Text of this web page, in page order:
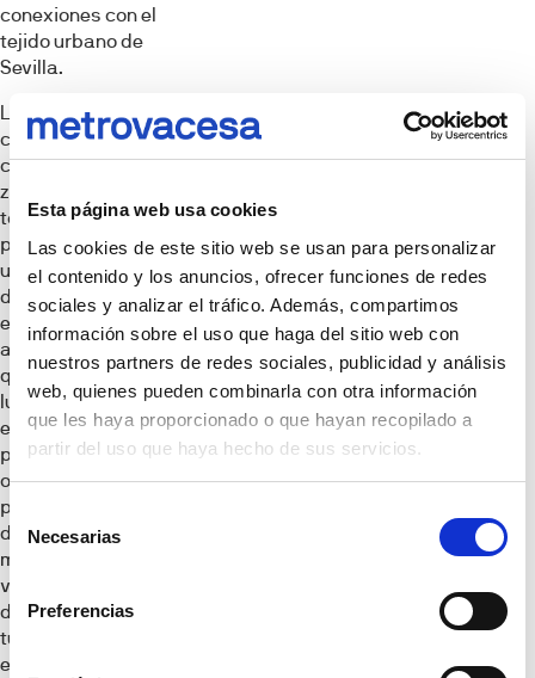
Esta página web usa cookies
Las cookies de este sitio web se usan para personalizar
el contenido y los anuncios, ofrecer funciones de redes
sociales y analizar el tráfico. Además, compartimos
información sobre el uso que haga del sitio web con
nuestros partners de redes sociales, publicidad y análisis
web, quienes pueden combinarla con otra información
que les haya proporcionado o que hayan recopilado a
partir del uso que haya hecho de sus servicios.
Selección
de
consentimiento
Necesarias
Preferencias
conexiones con el
tejido urbano de
Sevilla.
La promoción cuenta
con dos edificios, así
como con diversas
zonas comunes. El
total de 74 viviendas
plurifamiliares, de
uno a cuatro
dormitorios, incluyen
en su totalidad
amplias terrazas
que aportan
luminosidad a las
estancias. La
promotora además
ofrece el servicio de
personalización de
diferentes
materiales en las
viviendas a través
de la iniciativa “Elige
tu look”, bajo el
estándar